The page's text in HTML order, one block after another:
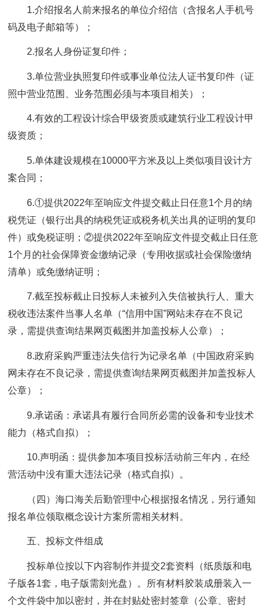
1.介绍报名人前来报名的单位介绍信（含报名人手机号
码及电子邮箱等）；
2.报名人身份证复印件；
3.单位营业执照复印件或事业单位法人证书复印件（证
照中营业范围、业务范围必须与本项目相关）；
4.有效的工程设计综合甲级资质或建筑行业工程设计甲
级资质；
5.单体建设规模在10000平方米及以上类似项目设计方
案合同；
6.①提供2022年至响应文件提交截止日任意1个月的纳
税凭证（银行出具的纳税凭证或税务机关出具的证明的复印
件）或免税证明；②提供2022年至响应文件提交截止日任意
1个月的社会保障资金缴纳记录（专用收据或社会保险缴纳
清单）或免缴纳证明；
7.截至投标截止日投标人未被列入失信被执行人、重大
税收违法案件当事人名单（“信用中国”网站未存在不良记
录，需提供查询结果网页截图并加盖投标人公章）；
8.政府采购严重违法失信行为记录名单（中国政府采购
网未存在不良记录，需提供查询结果网页截图并加盖投标人
公章）；
9.承诺函：承诺具有履行合同所必需的设备和专业技术
能力（格式自拟）；
10.声明函：提供参加本项目投标活动前三年内，在经
营活动中没有重大违法记录（格式自拟）。
（四）海口海关后勤管理中心根据报名情况，另行通知
报名单位领取概念设计方案所需相关材料。
五、投标文件组成
投标单位按以下内容制作并提交2套资料（纸质版和电
子版各1套，电子版需刻光盘）。所有材料胶装成册装入一
个文件袋中加以密封，并在封贴处密封签章（公章、密封